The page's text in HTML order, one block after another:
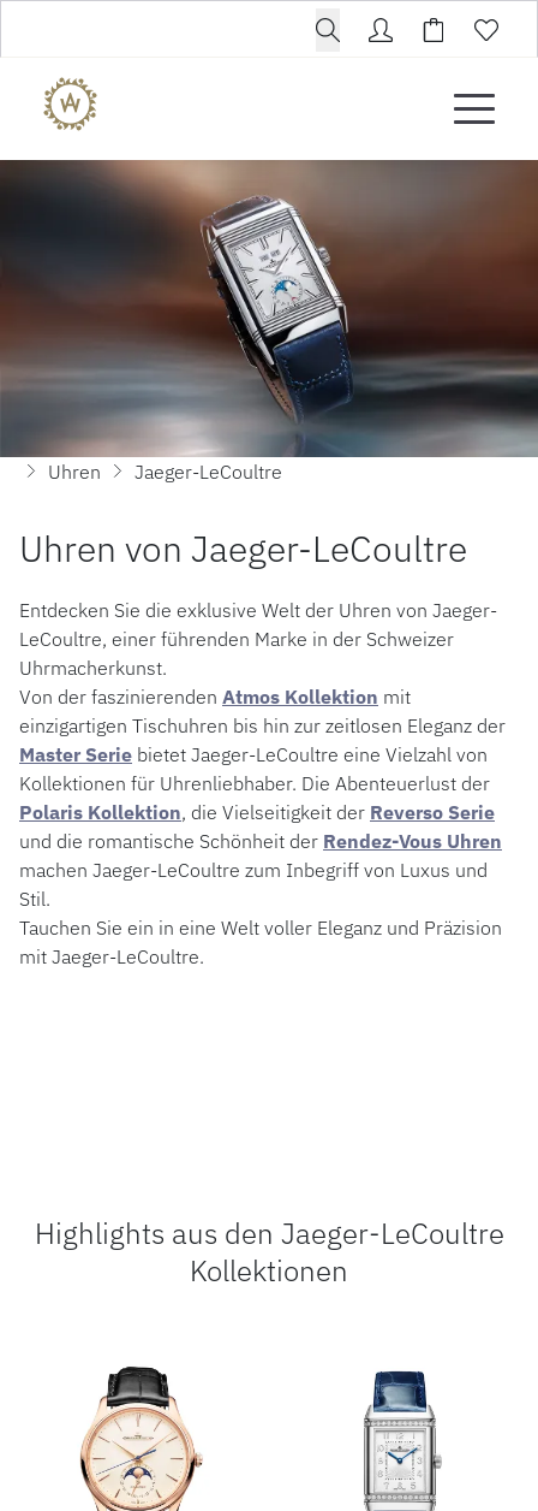
Uhren Jaeger-LeCoultre
Uhren von Jaeger-LeCoultre
Entdecken Sie die exklusive Welt der Uhren von Jaeger-
LeCoultre, einer führenden Marke in der Schweizer
Uhrmacherkunst.
Von der faszinierenden Atmos Kollektion mit
einzigartigen Tischuhren bis hin zur zeitlosen Eleganz der
Master Serie bietet Jaeger-LeCoultre eine Vielzahl von
Kollektionen für Uhrenliebhaber. Die Abenteuerlust der
Polaris Kollektion, die Vielseitigkeit der Reverso Serie
und die romantische Schönheit der Rendez-Vous Uhren
machen Jaeger-LeCoultre zum Inbegriff von Luxus und
Stil.
Tauchen Sie ein in eine Welt voller Eleganz und Präzision
mit Jaeger-LeCoultre.
Highlights aus den Jaeger-LeCoultre
Kollektionen